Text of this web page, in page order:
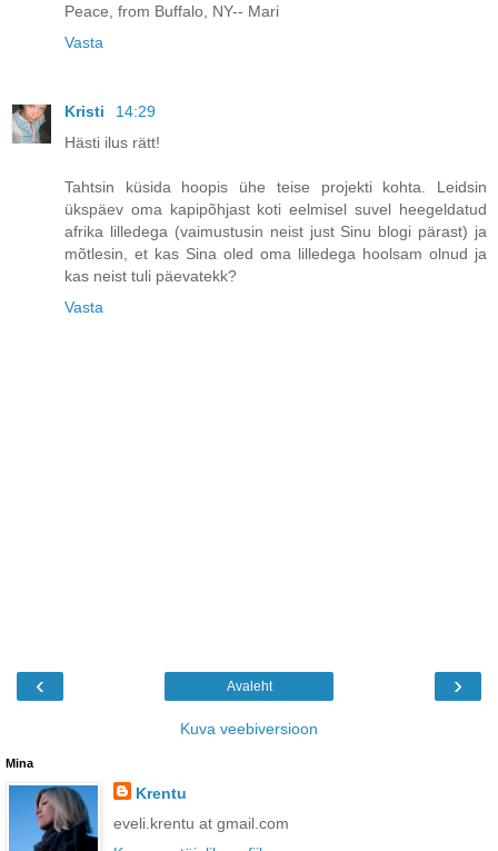
Peace, from Buffalo, NY-- Mari
Vasta
Kristi
14:29
Hästi ilus rätt!
Tahtsin küsida hoopis ühe teise projekti kohta. Leidsin
ükspäev oma kapipõhjast koti eelmisel suvel heegeldatud
afrika lilledega (vaimustusin neist just Sinu blogi pärast) ja
mõtlesin, et kas Sina oled oma lilledega hoolsam olnud ja
kas neist tuli päevatekk?
Vasta
‹ ›
Avaleht
Kuva veebiversioon
Mina
Krentu
eveli.krentu at gmail.com